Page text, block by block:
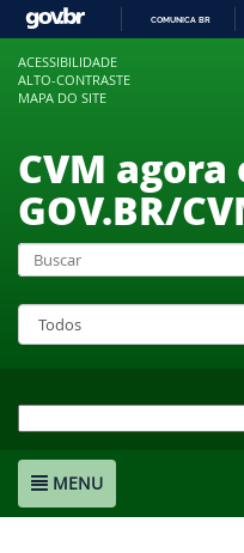
COMUNICA BR
ACESSIBILIDADE
ALTO-CONTRASTE
MAPA DO SITE
CVM agora
GOV.BR/
MENU